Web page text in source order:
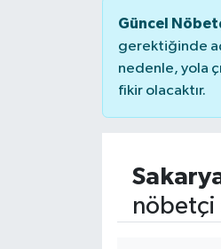
Güncel
gerektiğinde
nedenle, yola
fikir olacaktır.
nöbetçi